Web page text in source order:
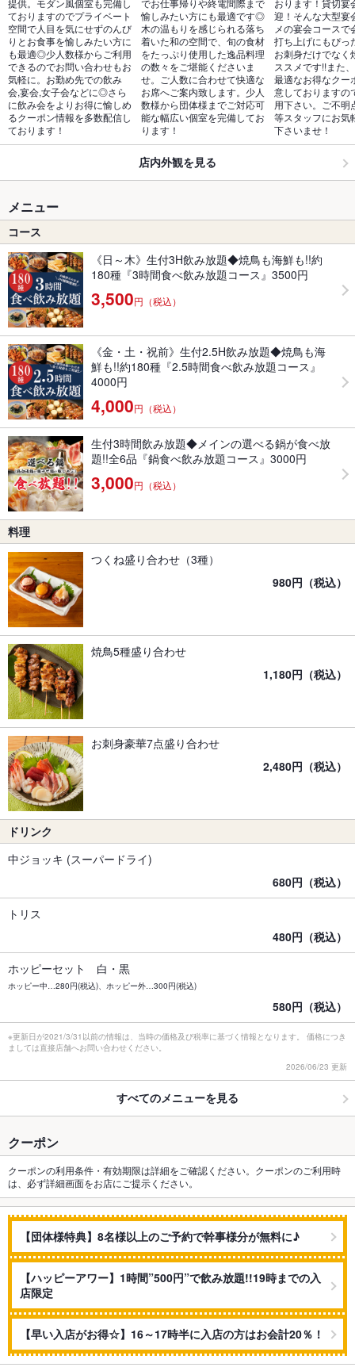
ておりますのでプライベート
空間で人目を気にせずのんび
りとお食事を愉しみたい方に
も最適◎少人数様からご利用
できるのでお問い合わせもお
気軽に。お勤め先での飲み
会,宴会,女子会などに◎さら
に飲み会をよりお得に愉しめ
るクーポン情報を多数配信し
ております！
愉しみたい方にも最適です◎
木の温もりを感じられる落ち
着いた和の空間で、旬の食材
をたっぷり使用した逸品料理
の数々をご堪能くださいま
せ。ご人数に合わせて快適な
お席へご案内致します。少人
数様から団体様までご対応可
能な幅広い個室を完備してお
ります！
迎！そんな大型宴
メの宴会コースで
打ち上げにもぴ
お刺身だけでなく
ススメです!!また
最適なお得なクー
意しておりますの
用下さい。ご不明
等スタッフにお気
下さいませ！
店内外観を見る
メニュー
コース
《日～木》生付3H飲み放題◆焼鳥も海鮮も!!約
180種『3時間食べ飲み放題コース』3500円
3,500円（税込）
《金・土・祝前》生付2.5H飲み放題◆焼鳥も海
鮮も!!約180種『2.5時間食べ飲み放題コース』
4000円
4,000円（税込）
生付3時間飲み放題◆メインの選べる鍋が食べ放
題!!全6品『鍋食べ飲み放題コース』3000円
3,000円（税込）
料理
つくね盛り合わせ（3種）
980円（税込）
焼鳥5種盛り合わせ
1,180円（税込）
お刺身豪華7点盛り合わせ
2,480円（税込）
ドリンク
中ジョッキ (スーパードライ)
680円（税込）
トリス
480円（税込）
ホッピーセット 白・黒
ホッピー中…280円(税込)、ホッピー外…300円(税込)
580円（税込）
※更新日が2021/3/31以前の情報は、当時の価格及び税率に基づく情報となります。 価格につき
ましては直接店舗へお問い合わせください。
2026/06/23 更新
すべてのメニューを見る
クーポン
クーポンの利用条件・有効期限は詳細をご確認ください。クーポンのご利用時
は、必ず詳細画面をお店にご提示ください。
【団体様特典】8名様以上のご予約で幹事様分が無料に♪
【ハッピーアワー】1時間”500円”で飲み放題!!19時までの入
店限定
【早い入店がお得☆】16～17時半に入店の方はお会計20％！